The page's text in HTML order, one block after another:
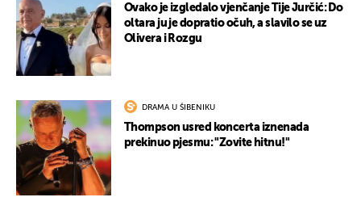
Ovako je izgledalo vjenčanje Tije Jurčić: Do
oltara ju je dopratio očuh, a slavilo se uz
Olivera i Rozgu
DRAMA U ŠIBENIKU
Thompson usred koncerta iznenada
prekinuo pjesmu: "Zovite hitnu!"